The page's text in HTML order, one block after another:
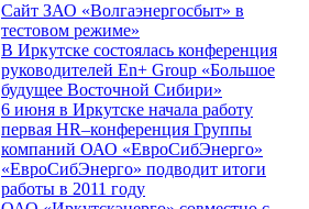
Сайт ЗАО «Волгаэнергосбыт» в
тестовом режиме»
В Иркутске состоялась конференция
руководителей En+ Group «Большое
будущее Восточной Сибири»
6 июня в Иркутске начала работу
первая HR–конференция Группы
компаний ОАО «ЕвроСибЭнерго»
«ЕвроСибЭнерго» подводит итоги
работы в 2011 году